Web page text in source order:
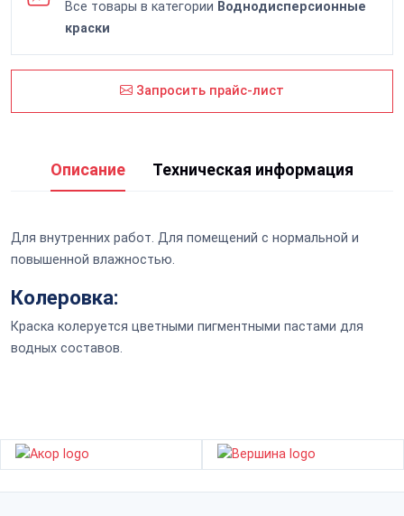
Все товары в категории Воднодисперсионные
краски
Запросить прайс-лист
Описание Техническая информация
Для внутренних работ. Для помещений с нормальной и
повышенной влажностью.
Колеровка:
Краска колеруется цветными пигментными пастами для
водных составов.